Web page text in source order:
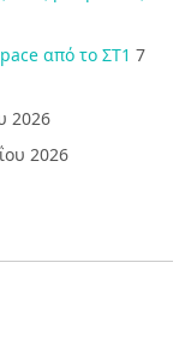
από το ΣΤ1 7
2026
2026